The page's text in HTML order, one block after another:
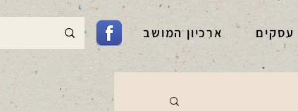
עסקים ארכיון המושב